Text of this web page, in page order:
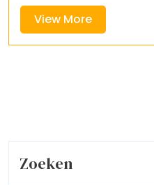
View MoreView
More
Zoeken